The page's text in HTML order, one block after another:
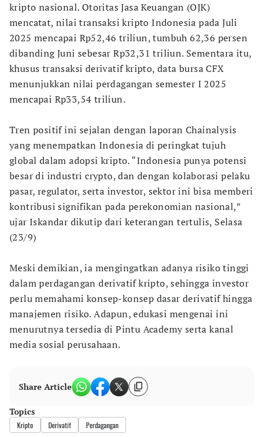
kripto nasional. Otoritas Jasa Keuangan (OJK)
mencatat, nilai transaksi kripto Indonesia pada Juli
2025 mencapai Rp52,46 triliun, tumbuh 62,36 persen
dibanding Juni sebesar Rp32,31 triliun. Sementara itu,
khusus transaksi derivatif kripto, data bursa CFX
menunjukkan nilai perdagangan semester I 2025
mencapai Rp33,54 triliun.
Tren positif ini sejalan dengan laporan Chainalysis
yang menempatkan Indonesia di peringkat tujuh
global dalam adopsi kripto. “Indonesia punya potensi
besar di industri crypto, dan dengan kolaborasi pelaku
pasar, regulator, serta investor, sektor ini bisa memberi
kontribusi signifikan pada perekonomian nasional,”
ujar Iskandar dikutip dari keterangan tertulis, Selasa
(23/9)
Meski demikian, ia mengingatkan adanya risiko tinggi
dalam perdagangan derivatif kripto, sehingga investor
perlu memahami konsep-konsep dasar derivatif hingga
manajemen risiko. Adapun, edukasi mengenai ini
menurutnya tersedia di Pintu Academy serta kanal
media sosial perusahaan.
Share Article
Topics
Kripto Derivatif Perdagangan